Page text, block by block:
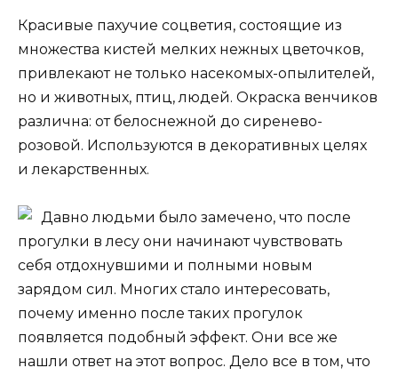
Красивые пахучие соцветия, состоящие из
множества кистей мелких нежных цветочков,
привлекают не только насекомых-опылителей,
но и животных, птиц, людей. Окраска венчиков
различна: от белоснежной до сиренево-
розовой. Используются в декоративных целях
и лекарственных.
Давно людьми было замечено, что после
прогулки в лесу они начинают чувствовать
себя отдохнувшими и полными новым
зарядом сил. Многих стало интересовать,
почему именно после таких прогулок
появляется подобный эффект. Они все же
нашли ответ на этот вопрос. Дело все в том, что